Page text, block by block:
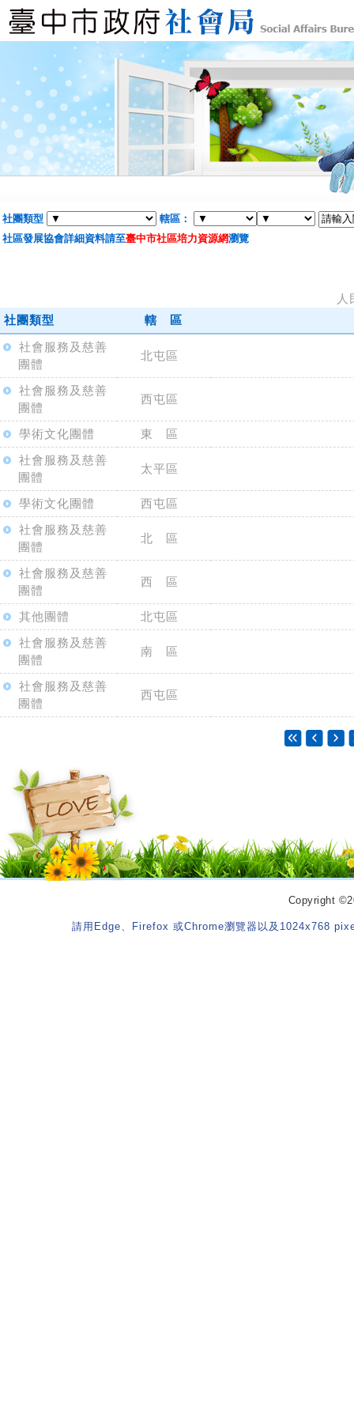
社團類型
轄區：
社區發展協會詳細資料請至臺中市社區培力資源網瀏覽
社團類型
轄 區
社會服務及慈善
團體
北屯區
社會服務及慈善
團體
西屯區
學術文化團體
東 區
社會服務及慈善
團體
太平區
學術文化團體
西屯區
社會服務及慈善
團體
北 區
社會服務及慈善
團體
西 區
其他團體
北屯區
社會服務及慈善
團體
南 區
社會服務及慈善
團體
西屯區
Copyright
請用Edge、Firefox 或Chrome瀏覽器以及1024x768